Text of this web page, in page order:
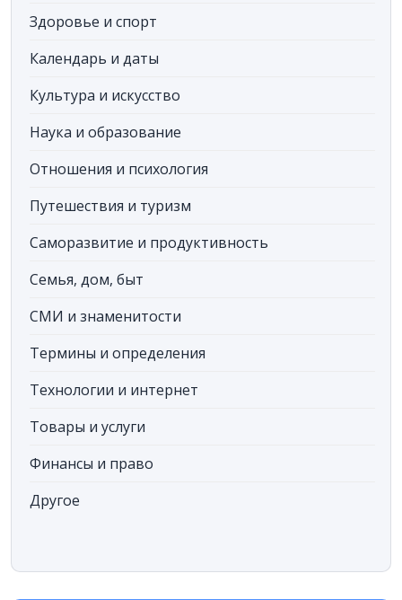
Здоровье и спорт
Календарь и даты
Культура и искусство
Наука и образование
Отношения и психология
Путешествия и туризм
Саморазвитие и продуктивность
Семья, дом, быт
СМИ и знаменитости
Термины и определения
Технологии и интернет
Товары и услуги
Финансы и право
Другое